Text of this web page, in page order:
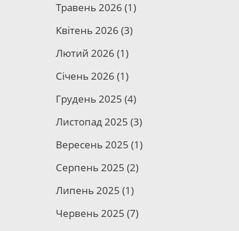
Травень 2026 (1)
Квітень 2026 (3)
Лютий 2026 (1)
Січень 2026 (1)
Грудень 2025 (4)
Листопад 2025 (3)
Вересень 2025 (1)
Серпень 2025 (2)
Липень 2025 (1)
Червень 2025 (7)